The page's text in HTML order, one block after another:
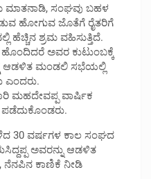
ಮಾತನಾಡಿ, ಸಂಘವು ಬಹಳ
ಹೋಗುವ ಜೊತೆಗೆ ರೈತರಿಗೆ
ಹೆಚ್ಚಿನ ಶ್ರಮ ವಹಿಸುತ್ತಿದೆ.
ಅವರ ಕುಟುಂಬಕ್ಕೆ
ಆಡಳಿತ ಮಂಡಲಿ ಸಭೆಯಲ್ಲಿ
ಎಂದರು.
ಮಹದೇವಪ್ಪ ವಾರ್ಷಿಕ
30 ವರ್ಷಗಳ ಕಾಲ ಸಂಘದ
ಅವರನ್ನು ಆಡಳಿತ
ಕಾಣಿಕೆ ನೀಡಿ